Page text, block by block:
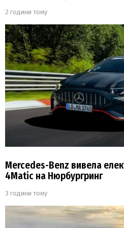
2 години тому
Mercedes-Benz вивела
4Matic на Нюрбургринг
3 години тому